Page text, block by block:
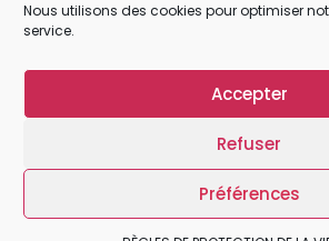
Nous utilisons des cookies pour optimiser
service.
Accepter
Refuser
Préférences